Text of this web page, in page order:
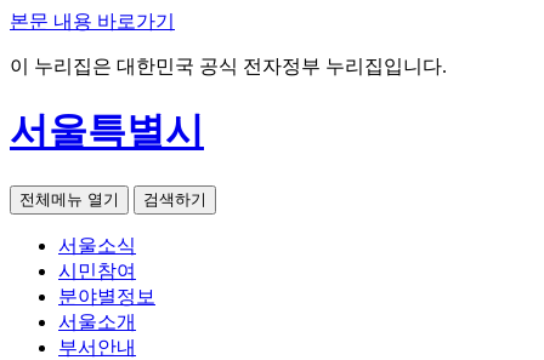
본문 내용 바로가기
이 누리집은 대한민국 공식 전자정부 누리집입니다.
서울특별시
전체메뉴 열기 검색하기
서울소식
시민참여
분야별정보
서울소개
부서안내